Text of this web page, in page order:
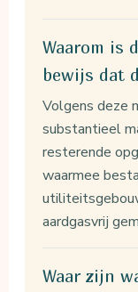
Waarom is
bewijs dat
Volgens deze
substantieel
resterende
waarmee
aardgasvrij
Waar zijn